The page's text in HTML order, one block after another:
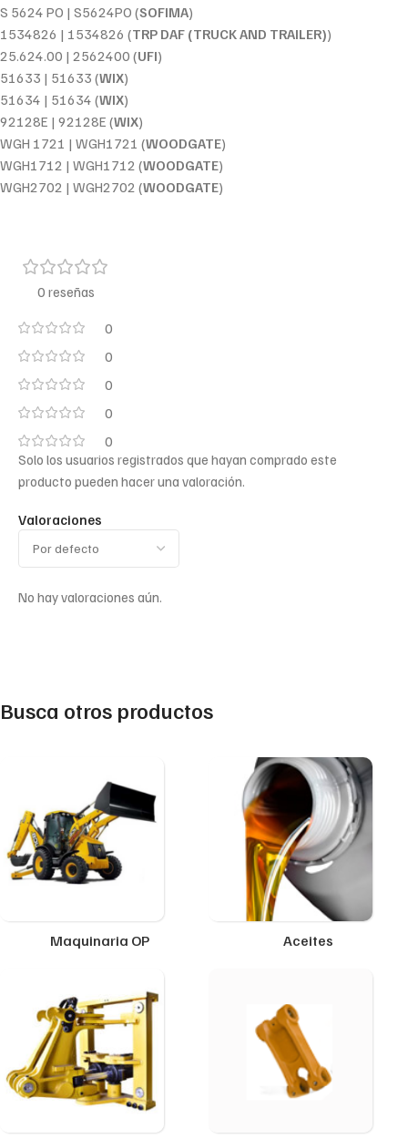
S 5624 PO | S5624PO (SOFIMA)
1534826 | 1534826 (TRP DAF (TRUCK AND TRAILER))
25.624.00 | 2562400 (UFI)
51633 | 51633 (WIX)
51634 | 51634 (WIX)
92128E | 92128E (WIX)
WGH 1721 | WGH1721 (WOODGATE)
WGH1712 | WGH1712 (WOODGATE)
WGH2702 | WGH2702 (WOODGATE)
0 reseñas
0
0
0
0
0
Valoraciones
No hay valoraciones aún.
Solo los usuarios registrados que hayan comprado este
producto pueden hacer una valoración.
Busca otros productos
Maquinaria OP Aceites